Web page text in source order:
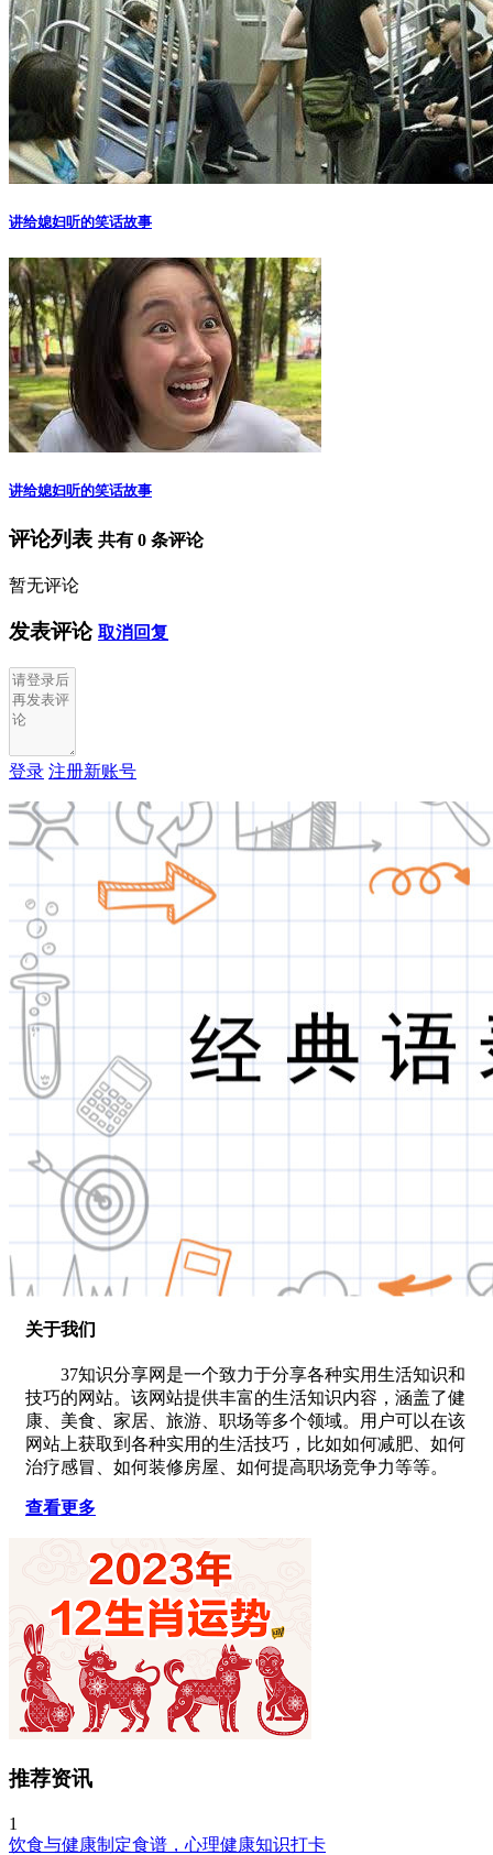
讲给媳妇听的笑话故事
讲给媳妇听的笑话故事
评论列表 共有 0 条评论
暂无评论
发表评论 取消回复
登录 注册新账号
关于我们
37知识分享网是一个致力于分享各种实用生活知识和
技巧的网站。该网站提供丰富的生活知识内容，涵盖了健
康、美食、家居、旅游、职场等多个领域。用户可以在该
网站上获取到各种实用的生活技巧，比如如何减肥、如何
治疗感冒、如何装修房屋、如何提高职场竞争力等等。
查看更多
推荐资讯
1
饮食与健康制定食谱，心理健康知识打卡